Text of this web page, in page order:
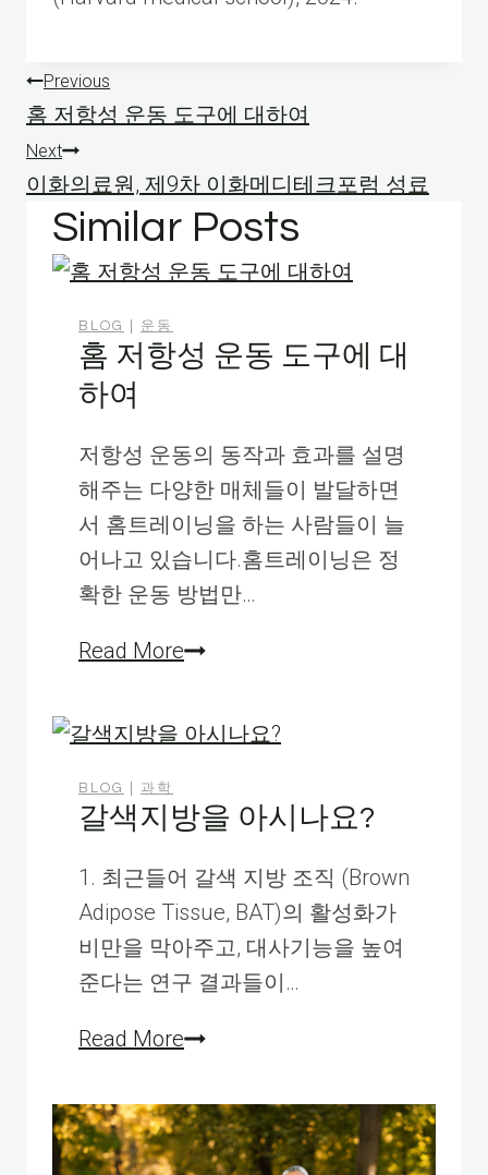
글
내
비
게
이
Previous
홈 저항성 운동 도구에 대하여
Next
이화의료원, 제9차 이화메디테크포럼 성료
Similar Posts
BLOG 운동
홈 저항성 운동 도구에 대
하여
저항성 운동의 동작과 효과를 설명
해주는 다양한 매체들이 발달하면
서 홈트레이닝을 하는 사람들이 늘
어나고 있습니다.홈트레이닝은 정
확한 운동 방법만…
Read More홈
항
동
구
에
대
하
여
BLOG 과학
갈색지방을 아시나요?
1. 최근들어 갈색 지방 조직 (Brown
Adipose Tissue, BAT)의 활성화가
비만을 막아주고, 대사기능을 높여
준다는 연구 결과들이…
Read More갈
지
방